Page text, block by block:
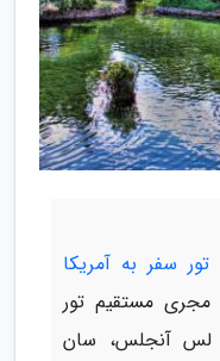
تور سفر به آمریکا
مجری مستقیم تور
لس آنجلس، سان